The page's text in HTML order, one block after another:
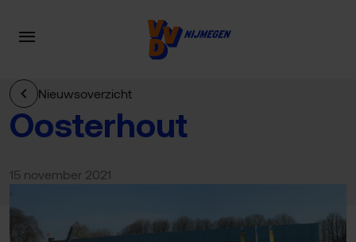
Nieuwsoverzicht
Oosterhout
15 november 2021